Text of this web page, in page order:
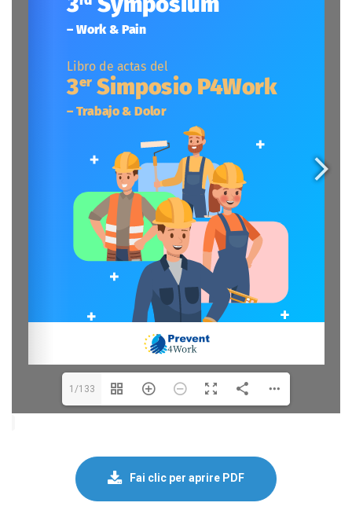
1/133
Fai clic per aprire PDF